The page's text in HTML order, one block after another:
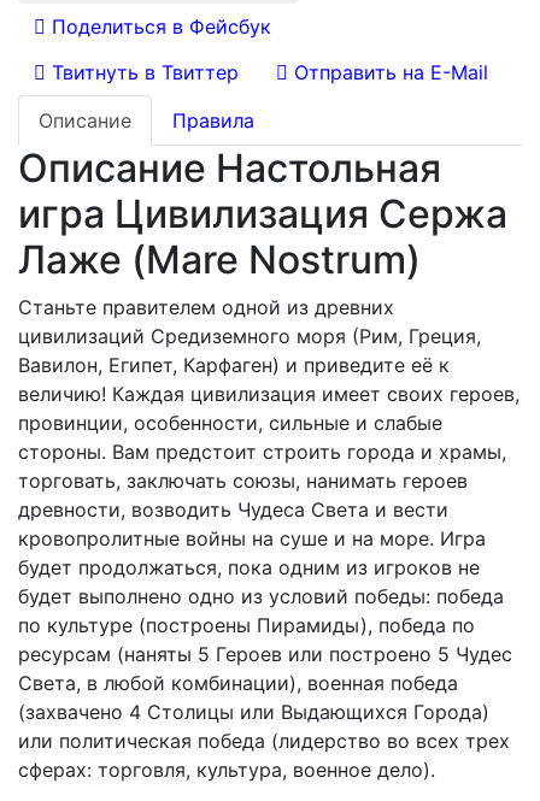
Поделиться в Фейсбук
Твитнуть в Твиттер
Отправить на E-Mail
Описание
Правила
Описание Настольная
игра Цивилизация Сержа
Лаже (Mare Nostrum)
Станьте правителем одной из древних
цивилизаций Средиземного моря (Рим, Греция,
Вавилон, Египет, Карфаген) и приведите её к
величию! Каждая цивилизация имеет своих героев,
провинции, особенности, сильные и слабые
стороны. Вам предстоит строить города и храмы,
торговать, заключать союзы, нанимать героев
древности, возводить Чудеса Света и вести
кровопролитные войны на суше и на море. Игра
будет продолжаться, пока одним из игроков не
будет выполнено одно из условий победы: победа
по культуре (построены Пирамиды), победа по
ресурсам (наняты 5 Героев или построено 5 Чудес
Света, в любой комбинации), военная победа
(захвачено 4 Столицы или Выдающихся Города)
или политическая победа (лидерство во всех трех
сферах: торговля, культура, военное дело).